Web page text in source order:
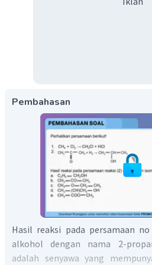
Pembahasan
Hasil reaksi pada persamaan
alkohol dengan nama 2-
adalah senyawa yang